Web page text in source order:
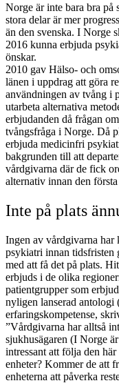
Norge är inte bara bra på
stora delar är mer
än den svenska. I Norge
2016 kunna erbjuda
önskar.
2010 gav Hälso- och
länen i uppdrag att göra
användningen av tvång i
utarbeta alternativa
erbjudanden då frågan
tvångsfråga i Norge. Då
erbjuda medicinfri
bakgrunden till att
vårdgivarna där de fick
alternativ innan den
Inte på plats
Ingen av vårdgivarna har
psykiatri innan tidsfristen
med att få det på plats.
erbjuds i de olika
patientgrupper som
nyligen lanserad
erfaringskompetense,
”Vårdgivarna har alltså
sjukhusägaren (I Norge
intressant att följa den
enheter? Kommer de att
enheterna att påverka